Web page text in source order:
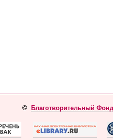
© Благотворительный